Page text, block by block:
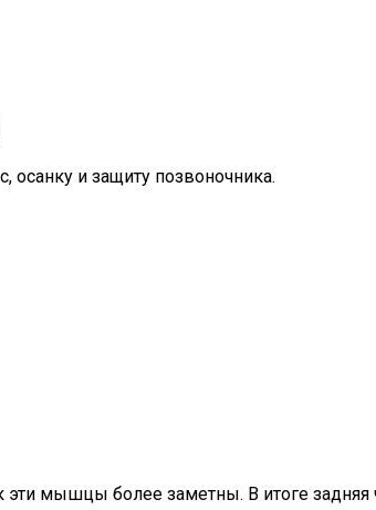
осанку и защиту позвоночника.
мышцы более заметны. В итоге задняя